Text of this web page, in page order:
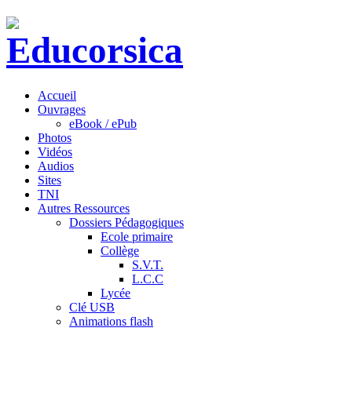
Accueil
Ouvrages
eBook / ePub
Photos
Vidéos
Audios
Sites
TNI
Autres Ressources
Dossiers Pédagogiques
Ecole primaire
Collège
S.V.T.
L.C.C
Lycée
Clé USB
Animations flash